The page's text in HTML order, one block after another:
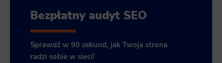
Bezpłatny audyt SEO
Sprawdź w 90 sekund, jak Twoja strona
radzi sobie w sieci!